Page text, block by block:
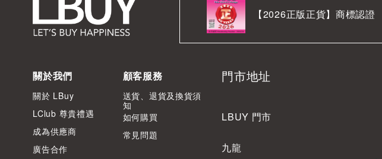
【2026正版正貨】商標認證
關於我們
關於 LBuy
LClub 尊貴禮遇
成為供應商
廣告合作
顧客服務
送貨、退貨及換貨須
知
如何購買
常見問題
門市地址
LBUY 門市
九龍